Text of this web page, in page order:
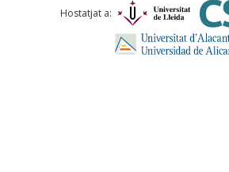
Comentari *
Hostatjat a: